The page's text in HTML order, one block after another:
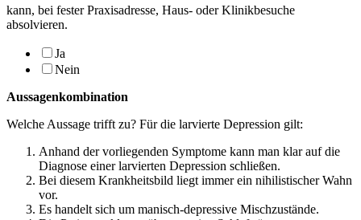
kann, bei fester Praxisadresse, Haus- oder Klinikbesuche
absolvieren.
Ja
Nein
Aussagenkombination
Welche Aussage trifft zu? Für die larvierte Depression gilt:
Anhand der vorliegenden Symptome kann man klar auf die
Diagnose einer larvier­ten Depression schließen.
Bei diesem Krankheitsbild liegt immer ein nihilistischer Wahn
vor.
Es handelt sich um manisch-depressive Mischzustände.